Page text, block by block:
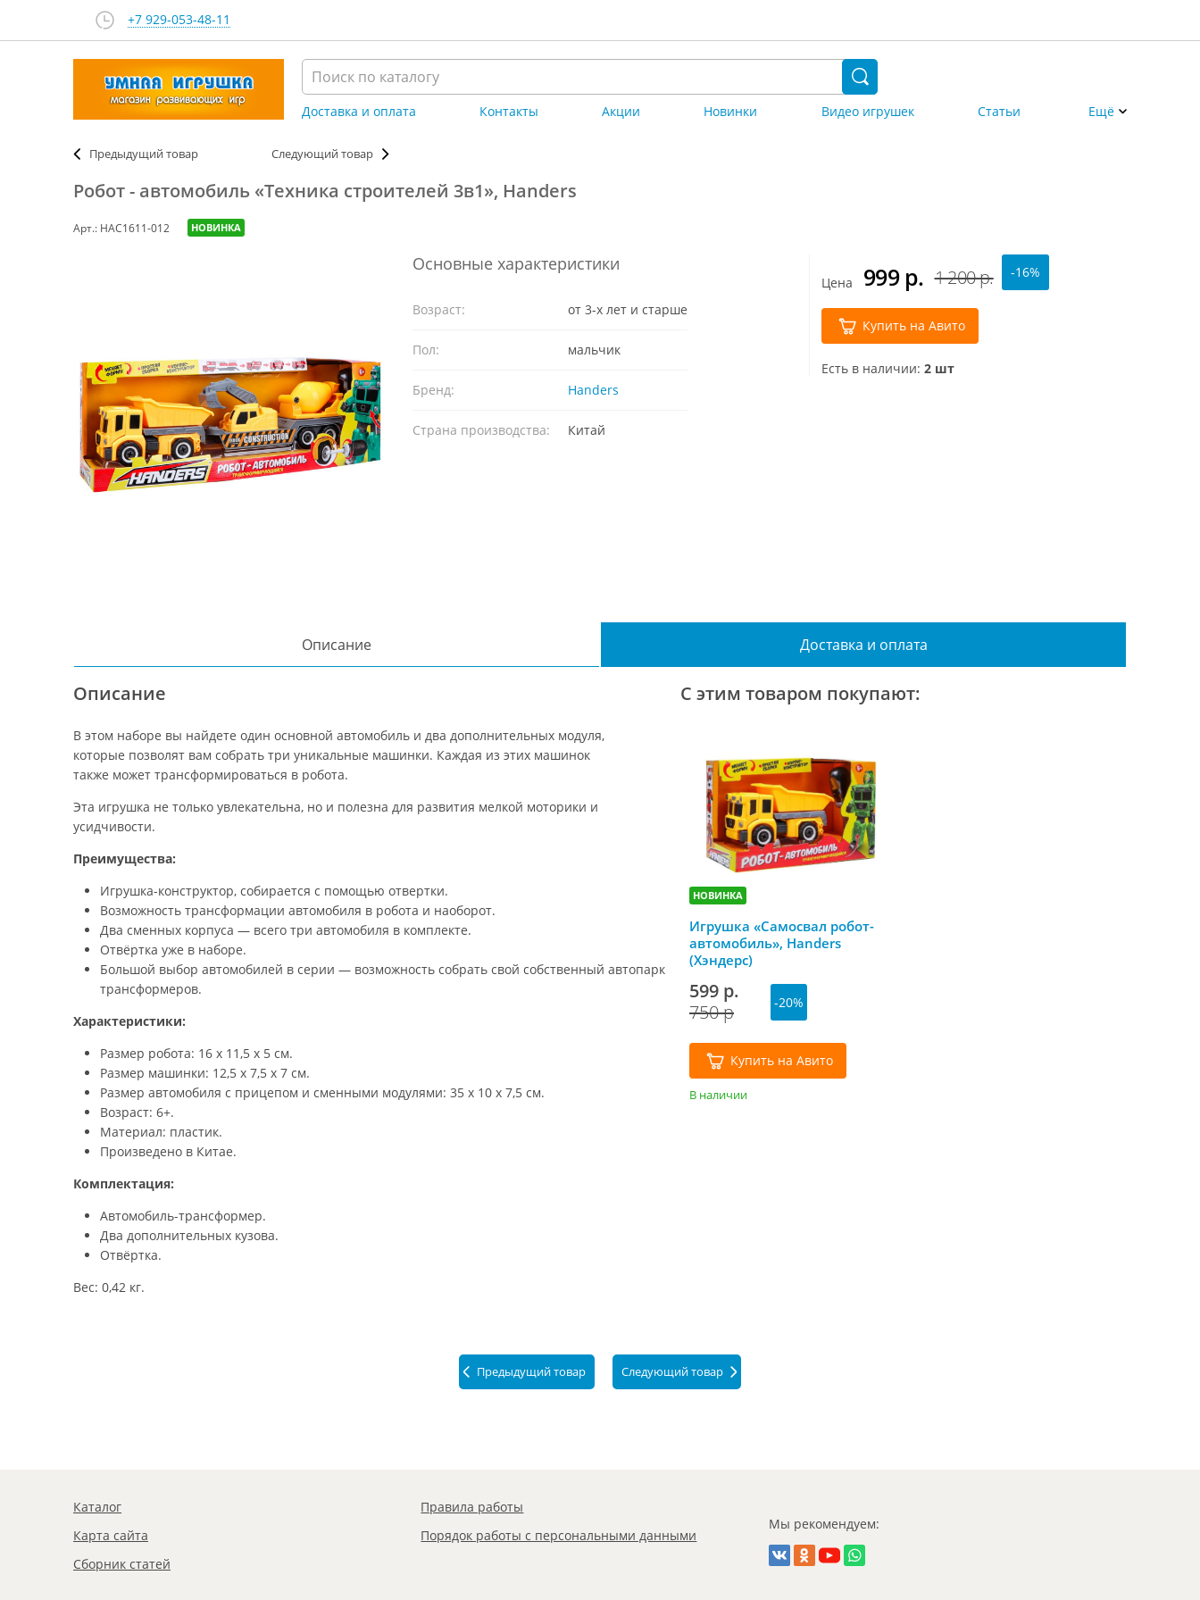
+7 929-053-48-11
Доставка и оплата Контакты Акции Новинки Видео игрушек Статьи Ещё
Предыдущий товар Следующий товар
Арт.: НАС1611-012 НОВИНКА
Робот - автомобиль «Техника строителей 3в1», Handers
Основные характеристики
Возраст: от 3-х лет и старше
Пол: мальчик
Бренд: Handers
Страна производства: Китай
Цена 1 200 р.
999 р. -16%
Купить на Авито
Есть в наличии: 2 шт
Описание
С этим товаром покупают:
НОВИНКА
Игрушка «Самосвал робот-
автомобиль», Handers
(Хэндерс)
599 р.
750 р
-20%
Купить на Авито
В наличии
Описание
В этом наборе вы найдете один основной автомобиль и два дополнительных модуля,
которые позволят вам собрать три уникальные машинки. Каждая из этих машинок
также может трансформироваться в робота.
Эта игрушка не только увлекательна, но и полезна для развития мелкой моторики и
усидчивости.
Преимущества:
Игрушка-конструктор, собирается с помощью отвертки.
Возможность трансформации автомобиля в робота и наоборот.
Два сменных корпуса — всего три автомобиля в комплекте.
Отвёртка уже в наборе.
Большой выбор автомобилей в серии — возможность собрать свой собственный автопарк
трансформеров.
Характеристики:
Размер робота: 16 х 11,5 х 5 см.
Размер машинки: 12,5 х 7,5 х 7 см.
Размер автомобиля с прицепом и сменными модулями: 35 х 10 х 7,5 см.
Возраст: 6+.
Материал: пластик.
Произведено в Китае.
Комплектация:
Автомобиль-трансформер.
Два дополнительных кузова.
Отвёртка.
Вес: 0,42 кг.
Доставка и оплата
Предыдущий товар Следующий товар
Каталог
Карта сайта
Сборник статей
Правила работы
Порядок работы с персональными данными
Мы рекомендуем: